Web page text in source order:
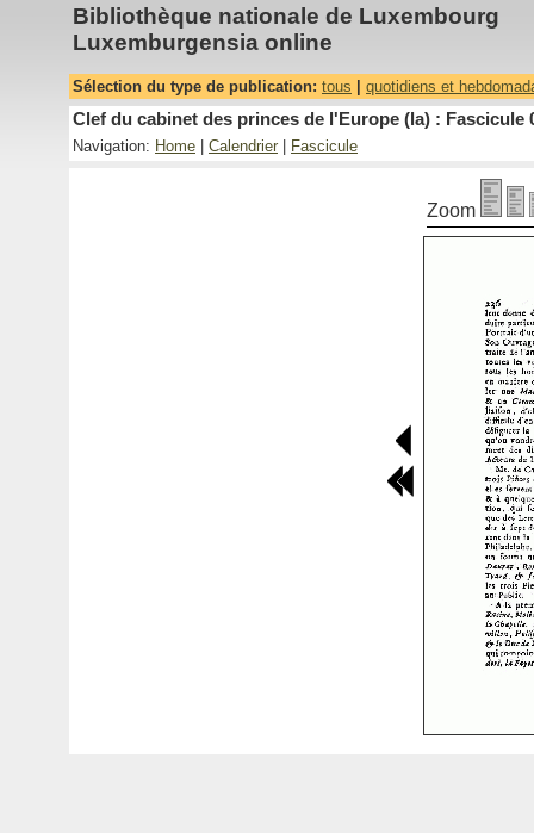
Bibliothèque nationale de Luxembourg
Luxemburgensia online
Sélection du type de publication: tous quotidiens et
Clef du cabinet des princes de l'Europe (la) : Fascicule
Navigation: Home Calendrier Fascicule
Zoom